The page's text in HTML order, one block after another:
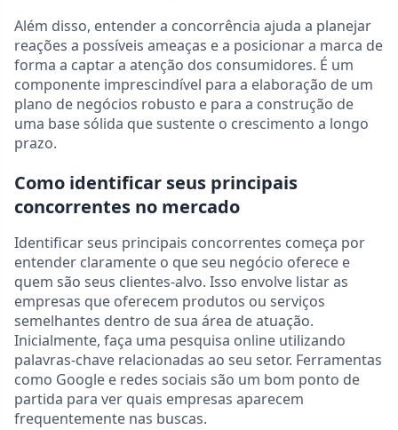
Além disso, entender a concorrência ajuda a planejar
reações a possíveis ameaças e a posicionar a marca de
forma a captar a atenção dos consumidores. É um
componente imprescindível para a elaboração de um
plano de negócios robusto e para a construção de
uma base sólida que sustente o crescimento a longo
prazo.
Como identificar seus principais
concorrentes no mercado
Identificar seus principais concorrentes começa por
entender claramente o que seu negócio oferece e
quem são seus clientes-alvo. Isso envolve listar as
empresas que oferecem produtos ou serviços
semelhantes dentro de sua área de atuação.
Inicialmente, faça uma pesquisa online utilizando
palavras-chave relacionadas ao seu setor. Ferramentas
como Google e redes sociais são um bom ponto de
partida para ver quais empresas aparecem
frequentemente nas buscas.